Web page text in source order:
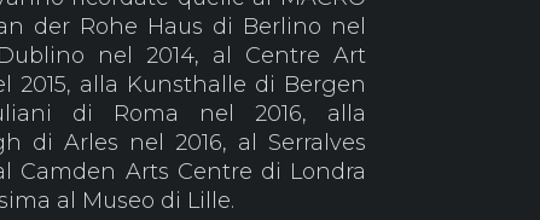
der Rohe Haus di Berlino nel
nel 2014, al Centre Art
2015, alla Kunsthalle di Bergen
di Roma nel 2016, alla
di Arles nel 2016, al Serralves
Camden Arts Centre di Londra
al Museo di Lille.